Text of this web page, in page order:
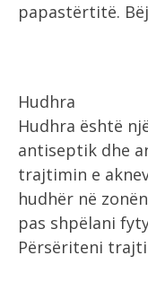
papastërtitë.
Hudhra
Hudhra është
antiseptik dhe
trajtimin e
hudhër në
pas shpëlani
Përsëriteni